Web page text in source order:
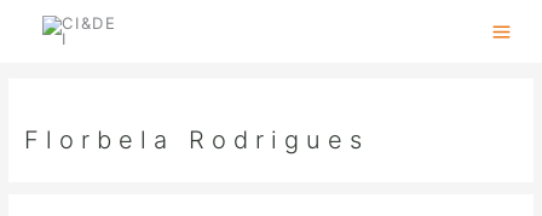
Florbela Rodrigues